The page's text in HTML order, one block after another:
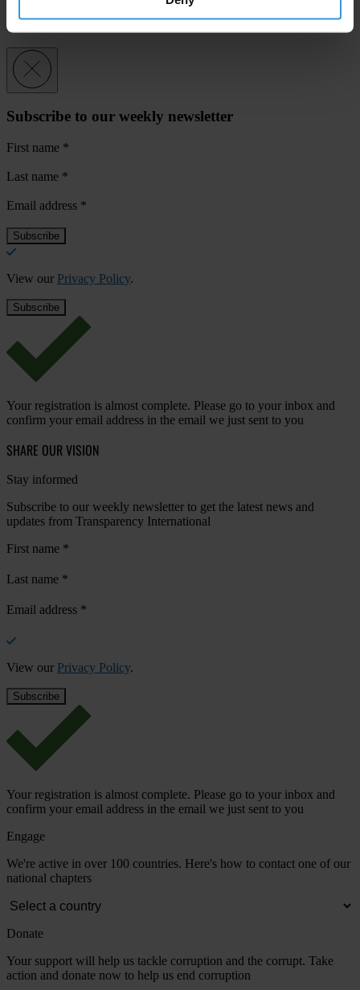
2012_NIS_Paraguay_ES
Subscribe to our weekly newsletter
First name *
Last name *
Email address *
View our Privacy Policy.
Your registration is almost complete. Please go to your inbox and
confirm your email address in the email we just sent to you
SHARE OUR VISION
Stay informed
Subscribe to our weekly newsletter to get the latest news and
updates from Transparency International
First name *
Last name *
Email address *
View our Privacy Policy.
Your registration is almost complete. Please go to your inbox and
confirm your email address in the email we just sent to you
Engage
We're active in over 100 countries. Here's how to contact one of our
national chapters
Donate
Your support will help us tackle corruption and the corrupt. Take
action and donate now to help us end corruption